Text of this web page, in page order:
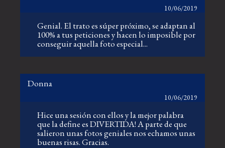
10/06/2019
Genial. El trato es súper próximo, se adaptan al
100% a tus peticiones y hacen lo imposible por
conseguir aquella foto especial...
Donna
10/06/2019
Hice una sesión con ellos y la mejor palabra
que la define es DIVERTIDA! A parte de que
salieron unas fotos geniales nos echamos unas
buenas risas. Gracias.